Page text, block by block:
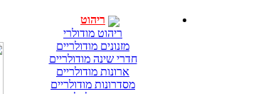
ריהוט
ריהוט מודולרי
מזנונים מודולריים
חדרי שינה מודולריים
ארונות מודולריים
מסדרונות מודולריים